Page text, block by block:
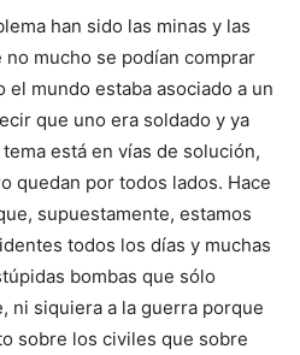
han sido las minas y las
no mucho se podían comprar
mundo estaba asociado a un
que uno era soldado y ya
está en vías de solución,
quedan por todos lados. Hace
supuestamente, estamos
todos los días y muchas
bombas que sólo
ni siquiera a la guerra porque
sobre los civiles que sobre